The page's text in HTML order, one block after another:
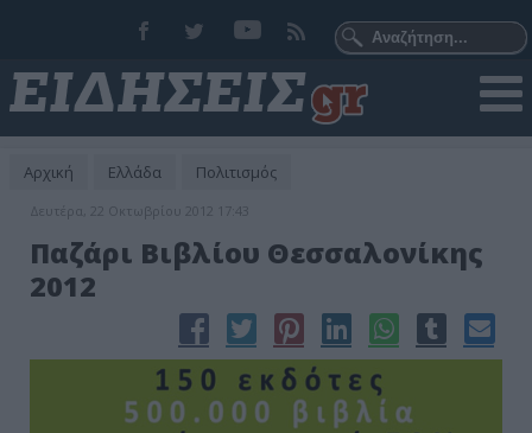
Αρχική Ελλάδα Πολιτισμός
Δευτέρα, 22 Οκτωβρίου 2012 17:43
Παζάρι Βιβλίου Θεσσαλονίκης
2012